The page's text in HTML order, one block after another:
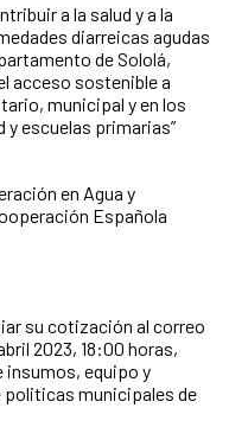
a la salud y a la
diarreicas agudas
de Sololá,
acceso sostenible a
municipal y en los
escuelas primarias”
en Agua y
Española
su cotización al correo
2023, 18:00 horas,
insumos, equipo y
municipales de